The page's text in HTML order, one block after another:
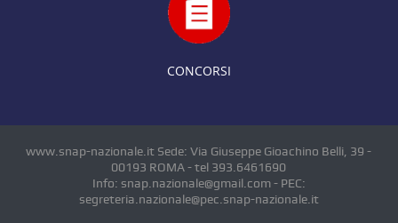
CONCORSI
www.snap-nazionale.it Sede: Via Giuseppe Gioachino Belli, 39 -
00193 ROMA - tel 393.6461690
Info: snap.nazionale@gmail.com - PEC:
segreteria.nazionale@pec.snap-nazionale.it